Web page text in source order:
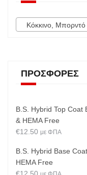
Κόκκινο,
ΠΡΟΣΦΟΡΈΣ
B.S. Hybrid Top Coat
& HEMA Free
€12.50 με ΦΠΑ
B.S. Hybrid Base
HEMA Free